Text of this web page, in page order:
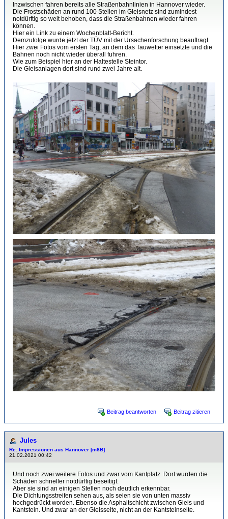
Inzwischen fahren bereits alle Straßenbahnlinien in Hannover wieder.
Die Frostschäden an rund 100 Stellen im Gleisnetz sind zumindest
notdürftig so weit behoben, dass die Straßenbahnen wieder fahren
können.
Hier ein Link zu einem Wochenblatt-Bericht.
Demzufolge wurde jetzt der TÜV mit der Ursachenforschung beauftragt.
Hier zwei Fotos vom ersten Tag, an dem das Tauwetter einsetzte und die
Bahnen noch nicht wieder überall fuhren.
Wie zum Beispiel hier an der Haltestelle Steintor.
Die Gleisanlagen dort sind rund zwei Jahre alt.
Beitrag beantworten Beitrag zitieren
Jules
Re: Impressionen aus Hannover [m8B]
21.02.2021 00:42
Und noch zwei weitere Fotos und zwar vom Kantplatz. Dort wurden die
Schäden schneller notdürftig beseitigt.
Aber sie sind an einigen Stellen noch deutlich erkennbar.
Die Dichtungsstreifen sehen aus, als seien sie von unten massiv
hochgedrückt worden. Ebenso die Asphaltschicht zwischen Gleis und
Kantstein. Und zwar an der Gleisseite, nicht an der Kantsteinseite.